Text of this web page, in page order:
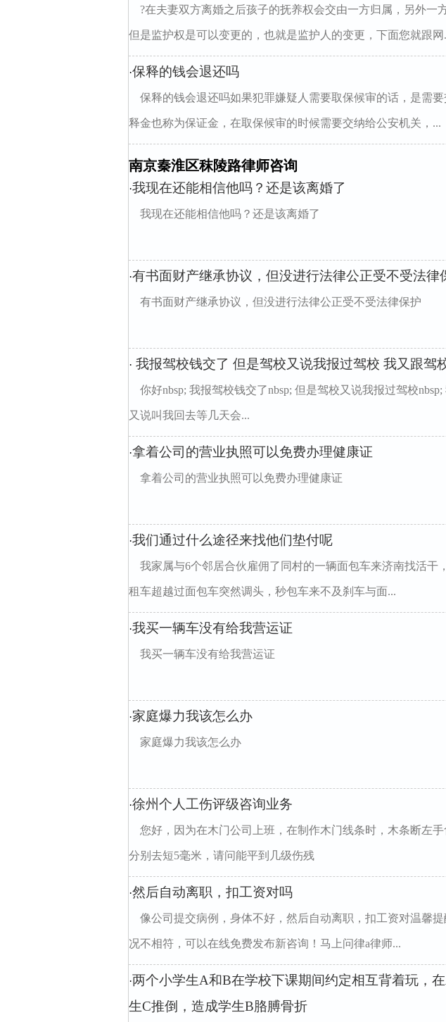
?在夫妻双方离婚之后孩子的抚养权会交由一方归属，另外一
但是监护权是可以变更的，也就是监护人的变更，下面您就跟网
·保释的钱会退还吗
保释的钱会退还吗如果犯罪嫌疑人需要取保候审的话，是需
释金也称为保证金，在取保候审的时候需要交纳给公安机关，...
南京秦淮区秣陵路律师咨询
·我现在还能相信他吗？还是该离婚了
我现在还能相信他吗？还是该离婚了
·有书面财产继承协议，但没进行法律公正受不受法律
有书面财产继承协议，但没进行法律公正受不受法律保护
· 我报驾校钱交了 但是驾校又说我报过驾校 我又跟驾
你好nbsp; 我报驾校钱交了nbsp; 但是驾校又说我报过驾校
又说叫我回去等几天会...
·拿着公司的营业执照可以免费办理健康证
拿着公司的营业执照可以免费办理健康证
·我们通过什么途径来找他们垫付呢
我家属与6个邻居合伙雇佣了同村的一辆面包车来济南找活干
租车超越过面包车突然调头，秒包车来不及刹车与面...
·我买一辆车没有给我营运证
我买一辆车没有给我营运证
·家庭爆力我该怎么办
家庭爆力我该怎么办
·徐州个人工伤评级咨询业务
您好，因为在木门公司上班，在制作木门线条时，木条断左
分别去短5毫米，请问能平到几级伤残
·然后自动离职，扣工资对吗
像公司提交病例，身体不好，然后自动离职，扣工资对温馨
况不相符，可以在线免费发布新咨询！马上问律a律师...
·两个小学生A和B在学校下课期间约定相互背着玩，
生C推倒，造成学生B胳膊骨折